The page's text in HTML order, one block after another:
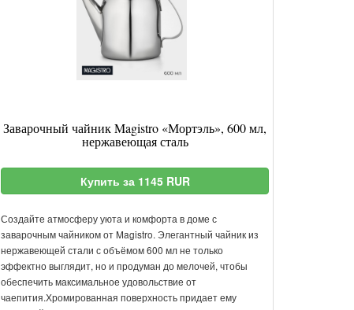
Заварочный чайник Magistro «Мортэль», 600 мл,
нержавеющая сталь
Купить за 1145 RUR
Создайте атмосферу уюта и комфорта в доме с
заварочным чайником от Magistro. Элегантный чайник из
нержавеющей стали с объёмом 600 мл не только
эффектно выглядит, но и продуман до мелочей, чтобы
обеспечить максимальное удовольствие от
чаепития.Хромированная поверхность придает ему